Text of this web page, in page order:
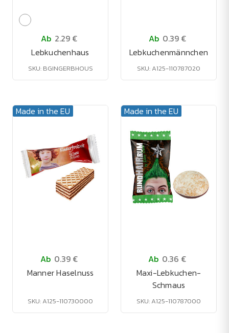
Ab 2.29 €
Lebkuchenhaus
SKU: BGINGERBHOUS
Ab 0.39 €
Lebkuchenmännchen
SKU: A125-110787020
Made in the EU
Ab 0.39 €
Manner Haselnuss
SKU: A125-110730000
Made in the EU
Ab 0.36 €
Maxi-Lebkuchen-
Schmaus
SKU: A125-110787000